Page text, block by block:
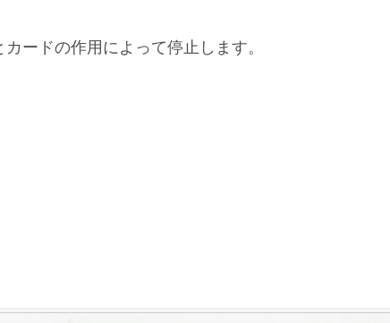
ードの作用によって停止します。